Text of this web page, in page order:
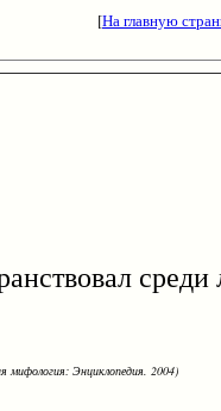
[На главную
среди
мифология: Энциклопедия. 2004)